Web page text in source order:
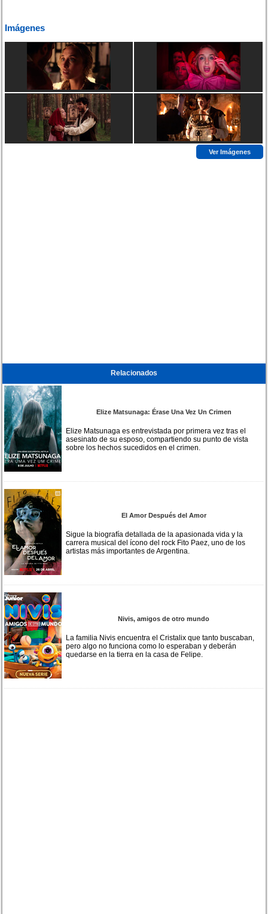
Imágenes
Ver Imágenes
Relacionados
Elize Matsunaga: Érase Una Vez Un Crimen
Elize Matsunaga es entrevistada por primera vez tras el
asesinato de su esposo, compartiendo su punto de vista
sobre los hechos sucedidos en el crimen.
El Amor Después del Amor
Sigue la biografía detallada de la apasionada vida y la
carrera musical del ícono del rock Fito Paez, uno de los
artistas más importantes de Argentina.
Nivis, amigos de otro mundo
La familia Nivis encuentra el Cristalix que tanto buscaban,
pero algo no funciona como lo esperaban y deberán
quedarse en la tierra en la casa de Felipe.